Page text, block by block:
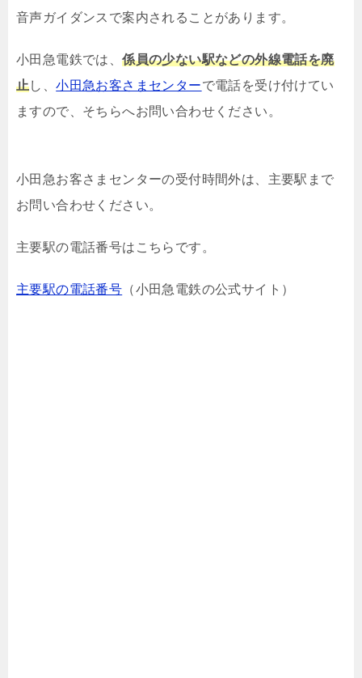
音声ガイダンスで案内されることがあります。
小田急電鉄では、係員の少ない駅などの外線電話を廃
止し、小田急お客さまセンターで電話を受け付けてい
ますので、そちらへお問い合わせください。
小田急お客さまセンターの受付時間外は、主要駅まで
お問い合わせください。
主要駅の電話番号はこちらです。
主要駅の電話番号 （小田急電鉄の公式サイト）